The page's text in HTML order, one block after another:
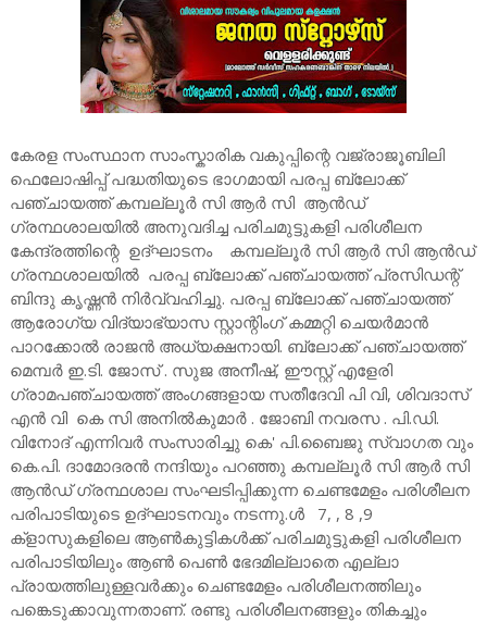
കേരള സംസ്ഥാന സാംസ്കാരിക വകുപ്പിന്റെ വജ്രാജൂബിലി
ഫെലോഷിപ്പ് പദ്ധതിയുടെ ഭാഗമായി പരപ്പ ബ്ലോക്ക്‌
പഞ്ചായത്ത് കമ്പല്ലൂർ സി ആർ സി ആൻഡ്
ഗ്രന്ഥശാലയിൽ അനുവദിച്ച പരിചമുട്ടുകളി പരിശീലന
കേന്ദ്രത്തിന്റെ ഉദ്ഘാടനം കമ്പല്ലൂർ സി ആർ സി ആൻഡ്
ഗ്രന്ഥശാലയിൽ പരപ്പ ബ്ലോക്ക് പഞ്ചായത്ത് പ്രസിഡന്റ്‌
ബിന്ദു കൃഷ്ണൻ നിർവ്വഹിച്ചു. പരപ്പ ബ്ലോക്ക്‌ പഞ്ചായത്ത്
ആരോഗ്യ വിദ്യാഭ്യാസ സ്റ്റാന്റിംഗ് കമ്മറ്റി ചെയർമാൻ
പാറക്കോൽ രാജൻ അധ്യക്ഷനായി. ബ്ലോക്ക്‌ പഞ്ചായത്ത്‌
മെമ്പർ ഇ.ടി. ജോസ് . സുജ അനീഷ്, ഈസ്റ്റ് എളേരി
ഗ്രാമപഞ്ചായത്ത് അംഗങ്ങളായ സതീദേവി പി വി, ശിവദാസ്
എൻ വി കെ സി അനിൽകുമാർ . ജോബി നവരസ . പി.ഡി.
വിനോദ് എന്നിവർ സംസാരിച്ചു കെ' പി.ബൈജു സ്വാഗത വും
കെ.പി. ദാമോദരൻ നന്ദിയും പറഞ്ഞു കമ്പല്ലൂർ സി ആർ സി
ആൻഡ് ഗ്രന്ഥശാല സംഘടിപ്പിക്കുന്ന ചെണ്ടമേളം പരിശീലന
പരിപാടിയുടെ ഉദ്ഘാടനവും നടന്നു.ൾ 7, , 8 ,9
ക്‌ളാസുകളിലെ ആൺകുട്ടികൾക്ക് പരിചമുട്ടുകളി പരിശീലന
പരിപാടിയിലും ആൺ പെൺ ഭേദമില്ലാതെ എല്ലാ
പ്രായത്തിലുള്ളവർക്കും ചെണ്ടമേളം പരിശീലനത്തിലും
പങ്കെടുക്കാവുന്നതാണ്. രണ്ടു പരിശീലനങ്ങളും തികച്ചും